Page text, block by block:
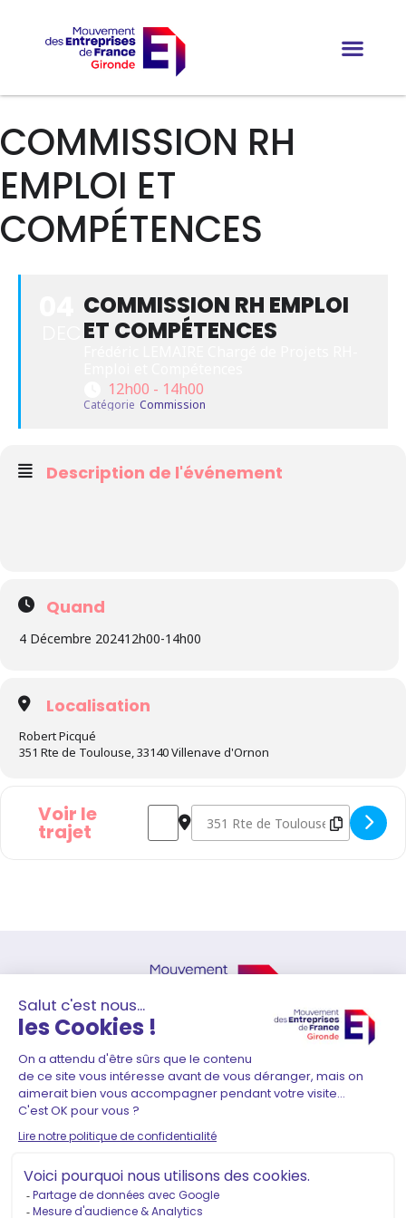
COMMISSION RH
EMPLOI ET
COMPÉTENCES
COMMISSION RH EMPLOI
ET COMPÉTENCES
12h00 - 14h00
Catégorie Commission
Description de l'événement
Quand
4 Décembre 202412h00-14h00
Localisation
Robert Picqué
351 Rte de Toulouse, 33140 Villenave d'Ornon
Voir le
trajet
Address - Commission RH Emploi et
Destination Address - Commission
41 Rue Durieu de Maisonneuve
33000 Bordeaux
05 56 01 51 80–contact@medef-gironde.fr
Adhérer
Mentions légales
Politique de confidentialité